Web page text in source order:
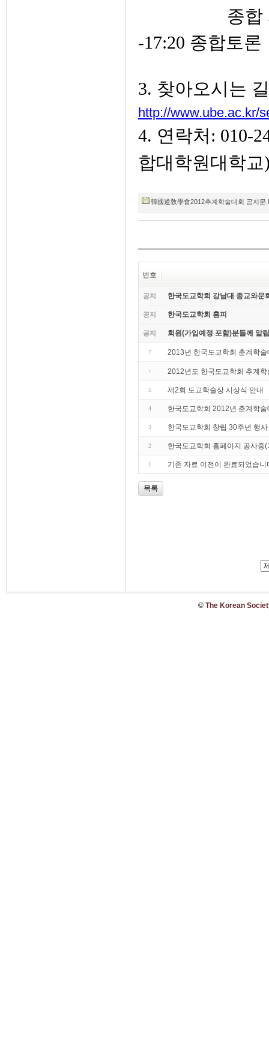
종합
-17:20 종합토론
3. 찾아오시는
http://www.ube.ac.kr/
4. 연락처: 010-
합대학원대학교
韓國道敎學會2012추계학술대회 공지문
번호
공지 한국도교학회 강남대 종교와문
공지 한국도교학회 홈피
공지 회원(가입예정 포함)분들께 알
7 2013년 한국도교학회 춘계학술
2012년도 한국도교학회 추계학
5 제2회 도교학술상 시상식 안내
4 한국도교학회 2012년 춘계학
3 한국도교학회 창립 30주년 행
2 한국도교학회 홈페이지 공사중
1 기존 자료 이전이 완료되었습니
목록
© The Korean